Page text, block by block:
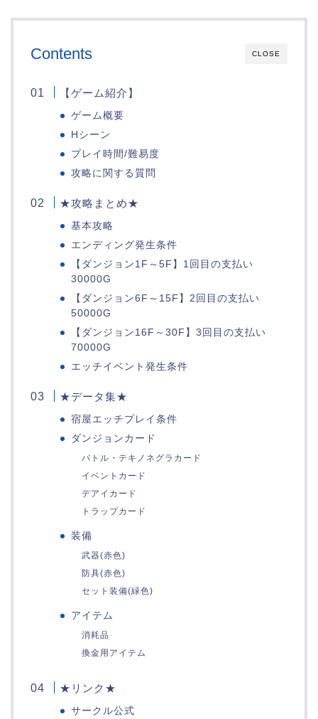
CLOSE
Contents
【ゲーム紹介】
ゲーム概要
Hシーン
プレイ時間/難易度
攻略に関する質問
★攻略まとめ★
基本攻略
エンディング発生条件
【ダンジョン1F～5F】1回目の支払い
30000G
【ダンジョン6F～15F】2回目の支払い
50000G
【ダンジョン16F～30F】3回目の支払い
70000G
エッチイベント発生条件
★データ集★
宿屋エッチプレイ条件
ダンジョンカード
バトル・テキノネグラカード
イベントカード
デアイカード
トラップカード
装備
武器(赤色)
防具(赤色)
セット装備(緑色)
アイテム
消耗品
換金用アイテム
★リンク★
サークル公式